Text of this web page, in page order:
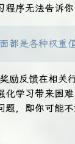
序无法告诉你
都是各种权重
励反馈在相关
化学习带来困
题，即你可能